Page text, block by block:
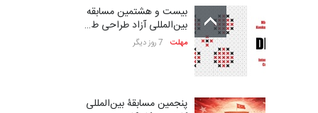
بیست و هشتمین مسابقه
بین‌المللی آزاد طراحی ط…
مهلت 7 روز دیگر
پنجمین مسابقۀ بین‌المللی